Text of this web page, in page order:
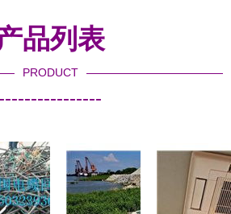
品列表
PRODUCT
----------------